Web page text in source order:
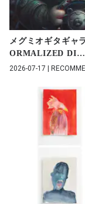
メグミオギタギャ
ORMALIZED DI…
2026-07-17 |